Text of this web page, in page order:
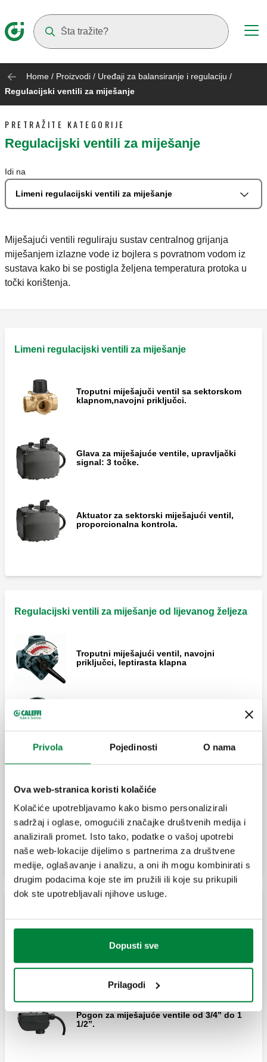
Privola Pojedinosti O nama
Ova web-stranica koristi kolačiće
Kolačiće upotrebljavamo kako bismo personalizirali
sadržaj i oglase, omogućili značajke društvenih medija i
analizirali promet. Isto tako, podatke o vašoj upotrebi
naše web-lokacije dijelimo s partnerima za društvene
medije, oglašavanje i analizu, a oni ih mogu kombinirati s
drugim podacima koje ste im pružili ili koje su prikupili
dok ste upotrebljavali njihove usluge.
Dopusti sve
Prilagodi
Home / Proizvodi / Uređaji za balansiranje i regulaciju /
Regulacijski ventili za miješanje
PRETRAŽITE KATEGORIJE
Regulacijski ventili za miješanje
Idi na
Limeni regulacijski ventili za miješanje
Miješajući ventili reguliraju sustav centralnog grijanja
miješanjem izlazne vode iz bojlera s povratnom vodom iz
sustava kako bi se postigla željena temperatura protoka u
točki korištenja.
Limeni regulacijski ventili za miješanje
Troputni miješajuči ventil sa sektorskom
klapnom,navojni priključci.
Glava za miješajuće ventile, upravljački
signal: 3 točke.
Aktuator za sektorski miješajući ventil,
proporcionalna kontrola.
Regulacijski ventili za miješanje od lijevanog željeza
Troputni miješajući ventil, navojni
priključci, leptirasta klapna
priključci, leptirasta klapna.
Četveroputni miješajući ventil, prirubnički
priključci, leptirasta klapna.
Troputni miješajući ventil, prirubnički
Troputni miješajući ventil, prirubnički
priključci, leptirasta klapna.
Troputni miješajući ventil, sa sektorskom
Proširi
Pogon za miješajuće ventile od 3/4” do 1
1/2”.
Pogon za miješajuće ventile od 3/4” do 1
1/2”.